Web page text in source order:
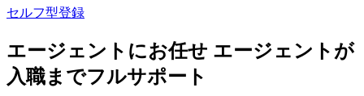
セルフ型登録
エージェントにお任せ エージェントが
入職までフルサポート